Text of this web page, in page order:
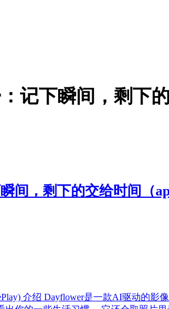
记下瞬间，剩下
间，剩下的交给时间（
介绍 Dayflower是一款AI驱动的